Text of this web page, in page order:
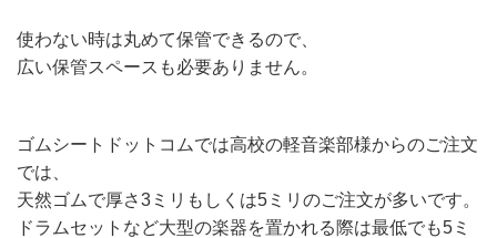
使わない時は丸めて保管できるので、
広い保管スペースも必要ありません。
ゴムシートドットコムでは高校の軽音楽部様からのご注文
では、
天然ゴムで厚さ3ミリもしくは5ミリのご注文が多いです。
ドラムセットなど大型の楽器を置かれる際は最低でも5ミ